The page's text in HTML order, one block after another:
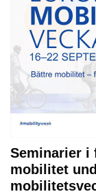
Seminarier i
mobilitet